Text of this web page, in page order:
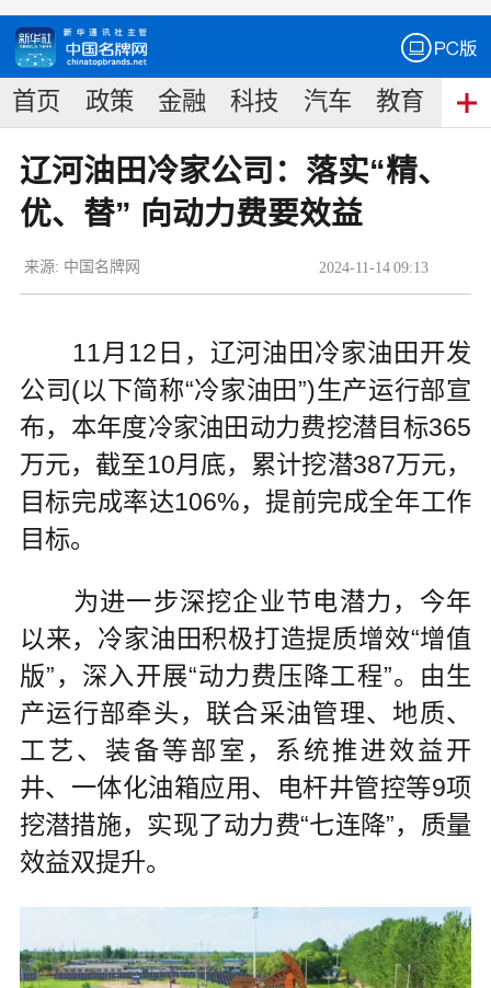
首页 政策 金融 科技 汽车 教育 食
辽河油田冷家公司：落实“精、
优、替” 向动力费要效益
2024-11-14 09:13
来源: 中国名牌网
11月12日，辽河油田冷家油田开发
公司(以下简称“冷家油田”)生产运行部宣
布，本年度冷家油田动力费挖潜目标365
万元，截至10月底，累计挖潜387万元，
目标完成率达106%，提前完成全年工作
目标。
为进一步深挖企业节电潜力，今年
以来，冷家油田积极打造提质增效“增值
版”，深入开展“动力费压降工程”。由生
产运行部牵头，联合采油管理、地质、
工艺、装备等部室，系统推进效益开
井、一体化油箱应用、电杆井管控等9项
挖潜措施，实现了动力费“七连降”，质量
效益双提升。